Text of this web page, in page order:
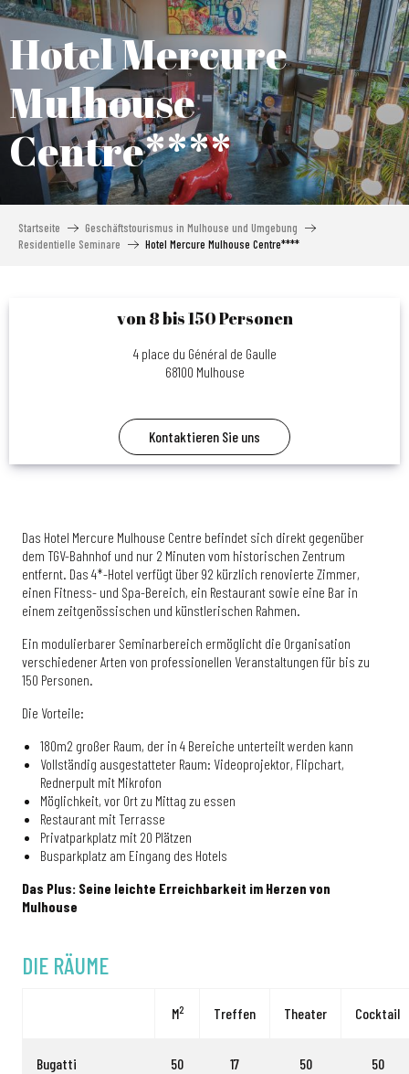
Aller
contenu
principal
Hotel Mercure
Mulhouse
Centre****
Startseite
Geschäftstourismus in Mulhouse und Umgebung
Residentielle Seminare
Hotel Mercure Mulhouse Centre****
von 8 bis 150 Personen
4 place du Général de Gaulle
68100 Mulhouse
Kontaktieren Sie uns
Das Hotel Mercure Mulhouse Centre befindet sich direkt gegenüber
dem TGV-Bahnhof und nur 2 Minuten vom historischen Zentrum
entfernt. Das 4*-Hotel verfügt über 92 kürzlich renovierte Zimmer,
einen Fitness- und Spa-Bereich, ein Restaurant sowie eine Bar in
einem zeitgenössischen und künstlerischen Rahmen.
Ein modulierbarer Seminarbereich ermöglicht die Organisation
verschiedener Arten von professionellen Veranstaltungen für bis zu
150 Personen.
Die Vorteile:
180m2 großer Raum, der in 4 Bereiche unterteilt werden kann
Vollständig ausgestatteter Raum: Videoprojektor, Flipchart,
Rednerpult mit Mikrofon
Möglichkeit, vor Ort zu Mittag zu essen
Restaurant mit Terrasse
Privatparkplatz mit 20 Plätzen
Busparkplatz am Eingang des Hotels
Das Plus: Seine leichte Erreichbarkeit im Herzen von
Mulhouse
DIE RÄUME
M2 Treffen Theater Cocktail
Bugatti 50 17 50 50